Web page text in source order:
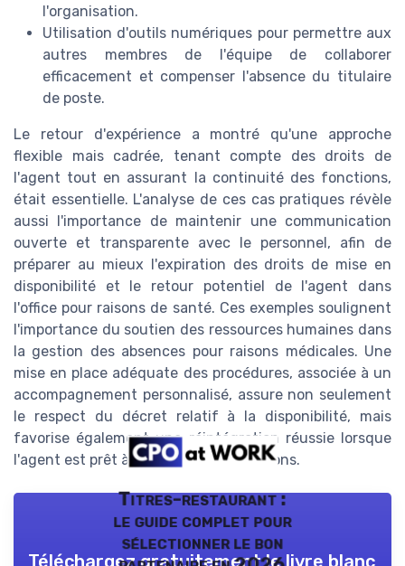
l'organisation.
Utilisation d'outils numériques pour permettre aux
autres membres de l'équipe de collaborer
efficacement et compenser l'absence du titulaire
de poste.
Le retour d'expérience a montré qu'une approche
flexible mais cadrée, tenant compte des droits de
l'agent tout en assurant la continuité des fonctions,
était essentielle. L'analyse de ces cas pratiques révèle
aussi l'importance de maintenir une communication
ouverte et transparente avec le personnel, afin de
préparer au mieux l'expiration des droits de mise en
disponibilité et le retour potentiel de l'agent dans
l'office pour raisons de santé. Ces exemples soulignent
l'importance du soutien des ressources humaines dans
la gestion des absences pour raisons médicales. Une
mise en place adéquate des procédures, associée à un
accompagnement personnalisé, assure non seulement
le respect du décret relatif à la disponibilité, mais
favorise également une réintégration réussie lorsque
l'agent est prêt à reprendre ses fonctions.
Titres-restaurant :
le guide complet pour
sélectionner le bon
Téléchargez gratuitement le livre blanc